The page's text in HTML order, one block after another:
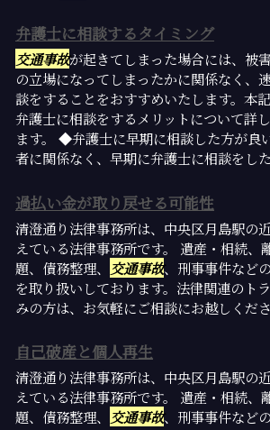
弁護士に相談するタイミング
交通事故が起きてしまった場合には、被
の立場になってしまったかに関係なく、
談をすることをおすすめいたします。本
弁護士に相談をするメリットについて詳
ます。 ◆弁護士に早期に相談した方が良
者に関係なく、早期に弁護士に相談をし
過払い金が取り戻せる可能性
清澄通り法律事務所は、中央区月島駅の
えている法律事務所です。 遺産・相続、
題、債務整理、
交通事故、刑事事件など
を取り扱いしております。法律関連のト
みの方は、お気軽にご相談にお越しくださ
自己破産と個人再生
清澄通り法律事務所は、中央区月島駅の
えている法律事務所です。 遺産・相続、
題、債務整理、
交通事故、刑事事件など